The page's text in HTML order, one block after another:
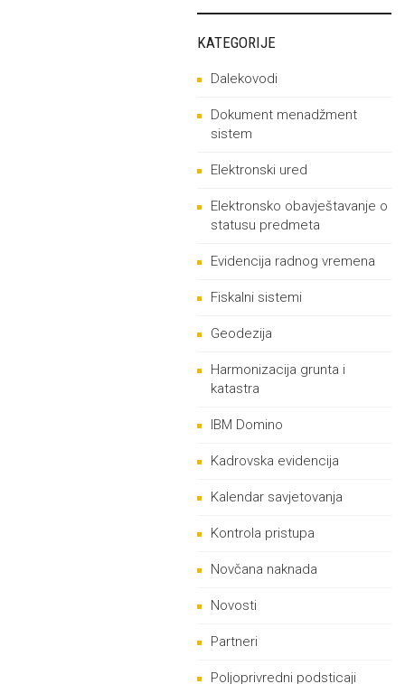
KATEGORIJE
Dalekovodi
Dokument menadžment
sistem
Elektronski ured
Elektronsko obavještavanje o
statusu predmeta
Evidencija radnog vremena
Fiskalni sistemi
Geodezija
Harmonizacija grunta i
katastra
IBM Domino
Kadrovska evidencija
Kalendar savjetovanja
Kontrola pristupa
Novčana naknada
Novosti
Partneri
Poljoprivredni podsticaji